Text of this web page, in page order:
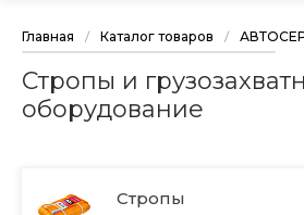
Главная / Каталог товаров /
Стропы и
оборудование
Стропы